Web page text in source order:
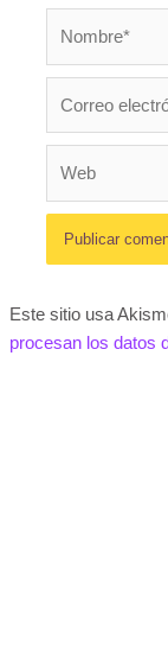
electrónico*
Este sitio usa
procesan los datos